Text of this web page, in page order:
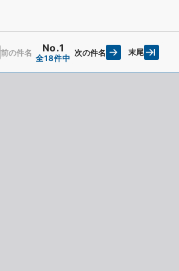
前の件名 No.1
全18件中
次の件名 末尾